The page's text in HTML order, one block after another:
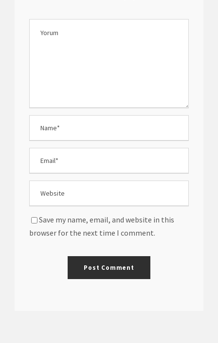
Save my name, email, and website in this
browser for the next time I comment.